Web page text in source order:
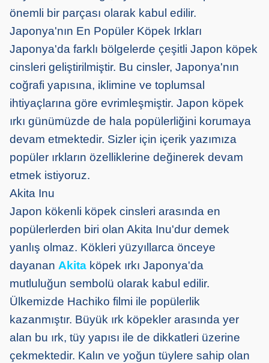
önemli bir parçası olarak kabul edilir.
Japonya'nın En Popüler Köpek Irkları
Japonya'da farklı bölgelerde çeşitli Japon köpek
cinsleri geliştirilmiştir. Bu cinsler, Japonya'nın
coğrafi yapısına, iklimine ve toplumsal
ihtiyaçlarına göre evrimleşmiştir. Japon köpek
ırkı günümüzde de hala popülerliğini korumaya
devam etmektedir. Sizler için içerik yazımıza
popüler ırkların özelliklerine değinerek devam
etmek istiyoruz.
Akita Inu
Japon kökenli köpek cinsleri arasında en
popülerlerden biri olan Akita Inu'dur demek
yanlış olmaz. Kökleri yüzyıllarca önceye
dayanan Akita köpek ırkı Japonya'da
mutluluğun sembolü olarak kabul edilir.
Ülkemizde Hachiko filmi ile popülerlik
kazanmıştır. Büyük ırk köpekler arasında yer
alan bu ırk, tüy yapısı ile de dikkatleri üzerine
çekmektedir. Kalın ve yoğun tüylere sahip olan